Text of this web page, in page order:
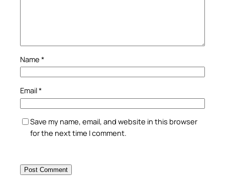
Name *
Email*
Save my name, email, and website in this browser
for the next time I comment.